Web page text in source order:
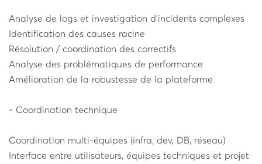
Analyse de logs et investigation d’incidents complexes
Identification des causes racine
Résolution / coordination des correctifs
Analyse des problématiques de performance
Amélioration de la robustesse de la plateforme
- Coordination technique
Coordination multi-équipes (infra, dev, DB, réseau)
Interface entre utilisateurs, équipes techniques et projet